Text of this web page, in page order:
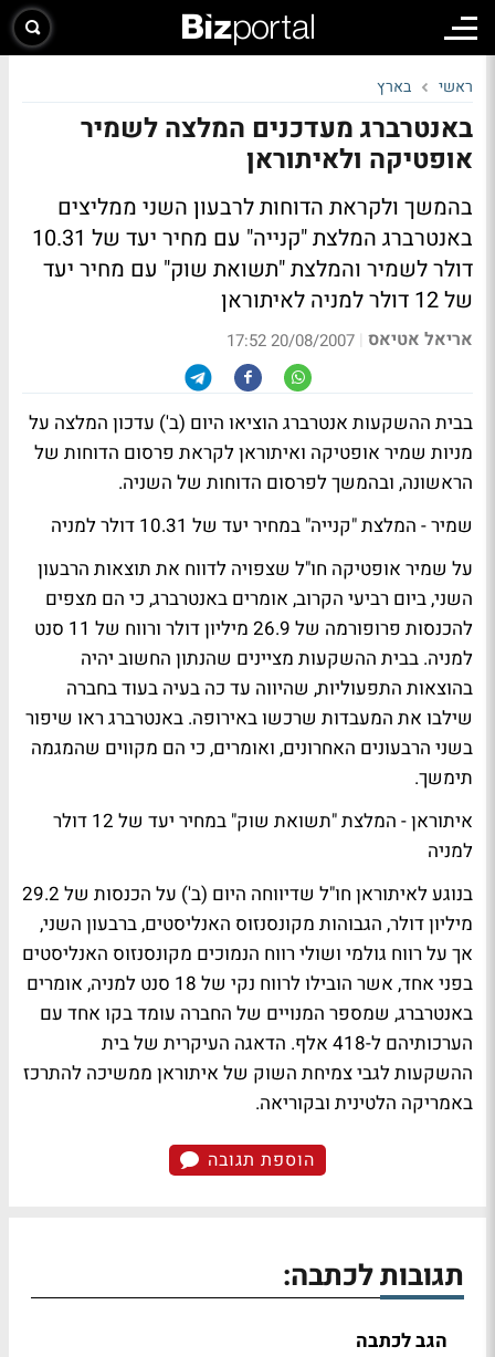
ראשי בארץ
באנטרברג מעדכנים המלצה לשמיר
אופטיקה ולאיתוראן
בהמשך ולקראת הדוחות לרבעון השני ממליצים
באנטרברג המלצת "קנייה" עם מחיר יעד של 10.31
דולר לשמיר והמלצת "תשואת שוק" עם מחיר יעד
של 12 דולר למניה לאיתוראן
אריאל אטיאס |
20/08/2007 17:52
בבית ההשקעות אנטרברג הוציאו היום (ב') עדכון המלצה על
מניות שמיר אופטיקה ואיתוראן לקראת פרסום הדוחות של
הראשונה, ובהמשך לפרסום הדוחות של השניה.
שמיר - המלצת "קנייה" במחיר יעד של 10.31 דולר למניה
על שמיר אופטיקה חו"ל שצפויה לדווח את תוצאות הרבעון
השני, ביום רביעי הקרוב, אומרים באנטרברג, כי הם מצפים
להכנסות פרופורמה של 26.9 מיליון דולר ורווח של 11 סנט
למניה. בבית ההשקעות מציינים שהנתון החשוב יהיה
בהוצאות התפעוליות, שהיווה עד כה בעיה בעוד בחברה
שילבו את המעבדות שרכשו באירופה. באנטרברג ראו שיפור
בשני הרבעונים האחרונים, ואומרים, כי הם מקווים שהמגמה
תימשך.
איתוראן - המלצת "תשואת שוק" במחיר יעד של 12 דולר
למניה
בנוגע לאיתוראן חו"ל שדיווחה היום (ב') על הכנסות של 29.2
מיליון דולר, הגבוהות מקונסנזוס האנליסטים, ברבעון השני,
אך על רווח גולמי ושולי רווח הנמוכים מקונסנזוס האנליסטים
בפני אחד, אשר הובילו לרווח נקי של 18 סנט למניה, אומרים
באנטרברג, שמספר המנויים של החברה עומד בקו אחד עם
הערכותיהם ל-418 אלף. הדאגה העיקרית של בית
ההשקעות לגבי צמיחת השוק של איתוראן ממשיכה להתרכז
באמריקה הלטינית ובקוריאה.
הוספת תגובה
תגובות לכתבה:
הגב לכתבה